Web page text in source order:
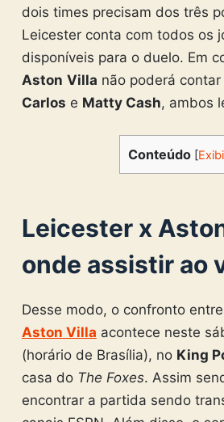
dois times precisam dos três
Leicester conta com todos os
disponíveis para o duelo. Em
Aston Villa não poderá contar
Carlos e Matty Cash, ambos
Conteúdo [
Leicester x
onde assistir ao
Desse modo, o confronto entre
Aston Villa acontece neste
(horário de Brasília), no King
casa do The Foxes. Assim
encontrar a partida sendo